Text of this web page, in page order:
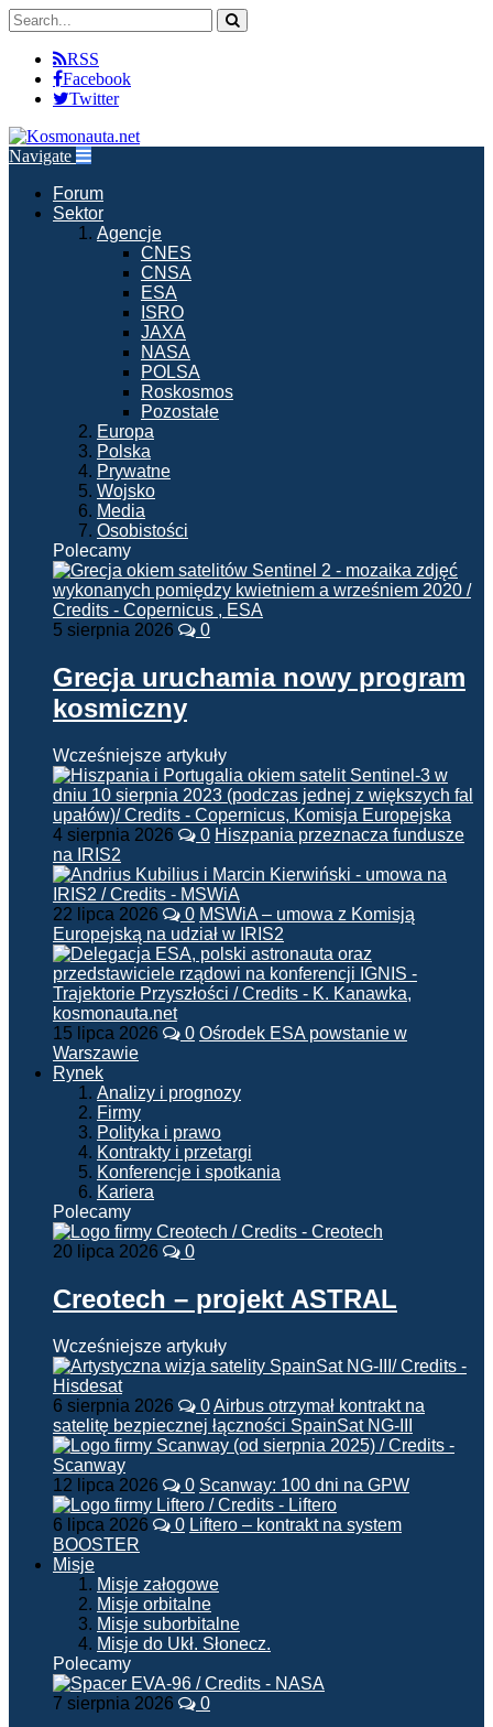
RSS
Facebook
Twitter
Navigate
Forum
Sektor
Agencje
CNES
CNSA
ESA
ISRO
JAXA
NASA
POLSA
Roskosmos
Pozostałe
Europa
Polska
Prywatne
Wojsko
Media
Osobistości
Polecamy
5 sierpnia 2026 0
Grecja uruchamia nowy program
kosmiczny
Wcześniejsze artykuły
4 sierpnia 2026 0 Hiszpania przeznacza fundusze
na IRIS2
22 lipca 2026 0 MSWiA – umowa z Komisją
Europejską na udział w IRIS2
15 lipca 2026 0 Ośrodek ESA powstanie w
Warszawie
Rynek
Analizy i prognozy
Firmy
Polityka i prawo
Kontrakty i przetargi
Konferencje i spotkania
Kariera
Polecamy
20 lipca 2026 0
Creotech – projekt ASTRAL
Wcześniejsze artykuły
6 sierpnia 2026 0Airbus otrzymał kontrakt na
satelitę bezpiecznej łączności SpainSat NG-III
12 lipca 2026 0 Scanway: 100 dni na GPW
6 lipca 2026 0 Liftero – kontrakt na system
BOOSTER
Misje
Misje załogowe
Misje orbitalne
Misje suborbitalne
Misje do Ukł. Słonecz.
Polecamy
7 sierpnia 2026 0